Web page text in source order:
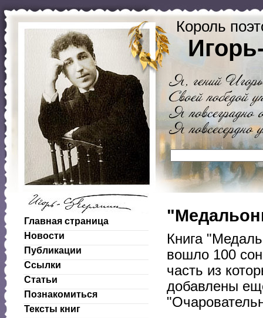
Король
Главная страница
Новости
Публикации
Ссылки
Статьи
Познакомиться
Тексты книг
Книга
вошло 100
часть из
добавлены